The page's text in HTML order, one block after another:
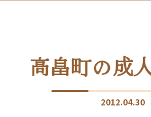
高畠町の成
2012.04.30